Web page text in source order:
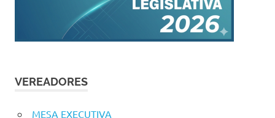
VEREADORES
MESA EXECUTIVA